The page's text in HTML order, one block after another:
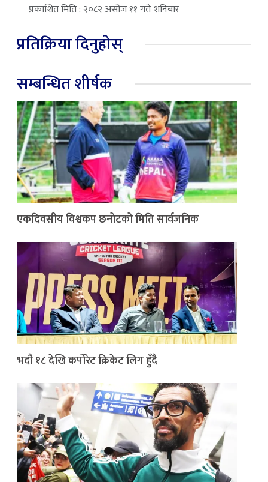
प्रकाशित मिति : २०८२ असोज ११ गते शनिबार
प्रतिक्रिया दिनुहोस्
सम्बन्धित शीर्षक
एकदिवसीय विश्वकप छनोटको मिति सार्वजनिक
भदौ १८ देखि कर्पोरेट क्रिकेट लिग हुँदै